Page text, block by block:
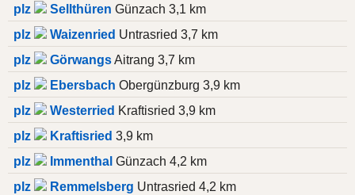
plz
Sellthüren Günzach 3,1 km
plz
Waizenried Untrasried 3,7 km
plz
GörwangsAitrang 3,7 km
plz
Ebersbach Obergünzburg 3,9 km
plz
Westerried Kraftisried 3,9 km
plz
Kraftisried 3,9 km
plz
Immenthal Günzach 4,2 km
plz
Remmelsberg Untrasried 4,2 km